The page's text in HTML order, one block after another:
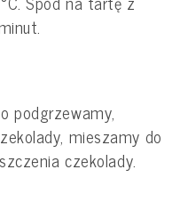
podgrzewamy,
mieszamy do
czekolady.